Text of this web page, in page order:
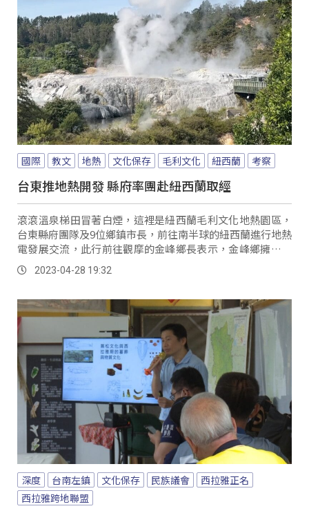
國際 教文 地熱 文化保存 毛利文化 紐西蘭 考察
台東推地熱開發 縣府率團赴紐西蘭取經
滾滾溫泉梯田冒著白煙，這裡是紐西蘭毛利文化地熱園區，
台東縣府團隊及9位鄉鎮市長，前往南半球的紐西蘭進行地熱
電發展交流，此行前往觀摩的金峰鄉長表示，金峰鄉擁有豐
富的地熱資源，可做為未來學習的方向。
2023-04-28 19:32
深度 台南左鎮 文化保存 民族議會
西拉雅正名
西拉雅跨地聯盟